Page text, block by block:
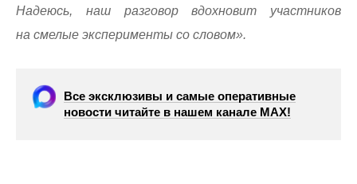
Надеюсь, наш разговор вдохновит участников
на смелые эксперименты со словом».
Все эксклюзивы и самые оперативные
новости читайте в нашем канале МАХ!